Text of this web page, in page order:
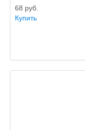
68 руб.
Купить